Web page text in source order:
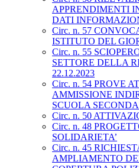
APPRENDIMENTI
DATI
Circ. n. 57
ISTITUTO DEL
Circ. n. 55
SETTORE DELLA
22.12.2023
Circ. n. 54 PROVE
AMMISSIONE
SCUOLA
Circ. n. 50
Circ. n. 48
SOLIDARIETA’
Circ. n. 45
AMPLIAMENTO